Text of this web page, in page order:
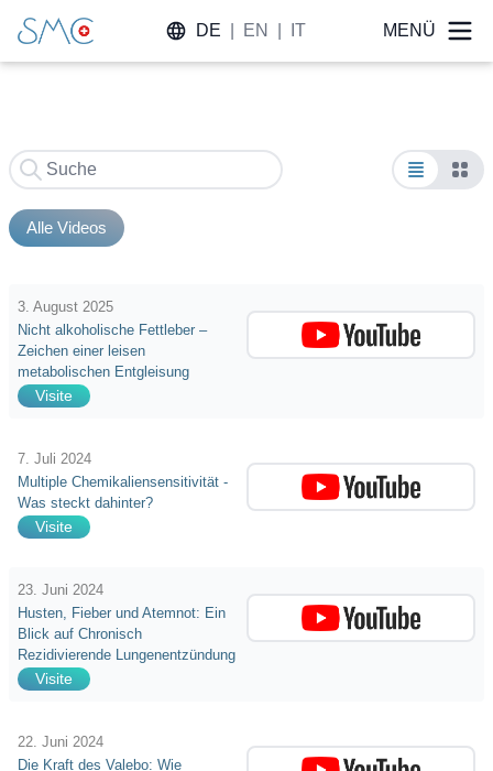
DE EN IT MENÜ
Alle Videos
3. August 2025
Nicht alkoholische Fettleber –
Zeichen einer leisen
metabolischen Entgleisung
Visite
7. Juli 2024
Multiple Chemikaliensensitivität -
Was steckt dahinter?
Visite
23. Juni 2024
Husten, Fieber und Atemnot: Ein
Blick auf Chronisch
Rezidivierende Lungenentzündung
Visite
22. Juni 2024
Die Kraft des Valebo: Wie